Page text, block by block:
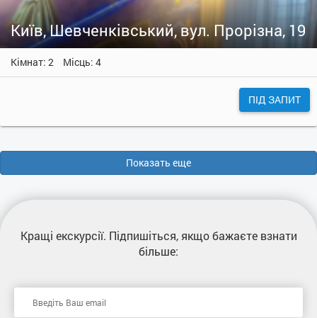
Київ, Шевченківський, вул. Прорізна, 19
Кімнат: 2 Місць: 4
ПІД ЗАПИТ
Показать еще
Кращі екскурсії. Підпишіться, якщо бажаєте взнати
більше: